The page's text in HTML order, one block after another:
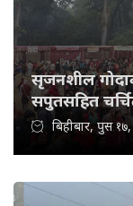
सृजनशील
सपुतसहित
बिहीबार, पुस